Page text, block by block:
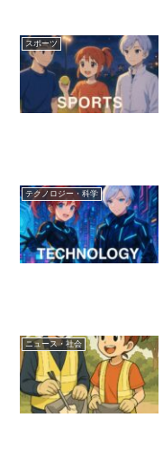
スポーツ
テクノロジー・科学
ニュース・社会